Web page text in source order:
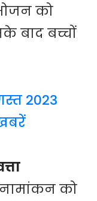
को
बाद बच्चों
2023
को